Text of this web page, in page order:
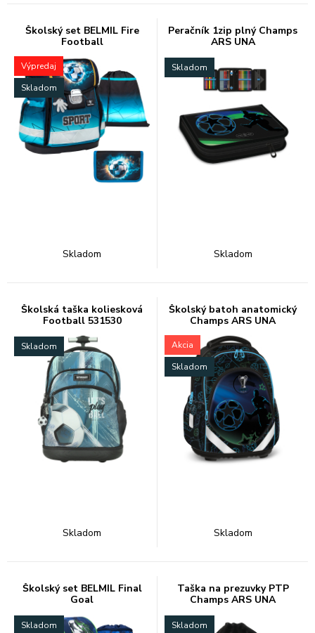
Školský set BELMIL Fire
Football
Výpredaj
Skladom
Skladom
Peračník 1zip plný Champs
ARS UNA
Skladom
Skladom
Školská taška koliesková
Football 531530
Skladom
Skladom
Školský batoh anatomický
Champs ARS UNA
Akcia
Skladom
Skladom
Školský set BELMIL Final
Goal
Skladom
Taška na prezuvky PTP
Champs ARS UNA
Skladom